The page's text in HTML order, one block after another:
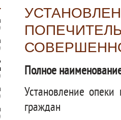
Полное
Установление
граждан